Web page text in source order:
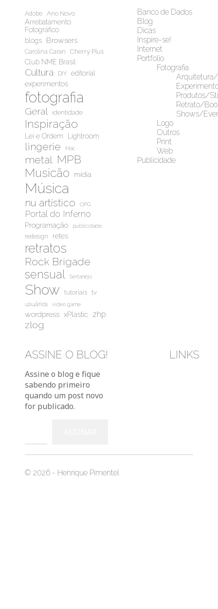
Adobe Ano Novo
Arrebatamento
Fotográfico
blogs
Browsers
Carolina Caran Cherry Plus
Club NME Brasil
Cultura DIY editorial
experimentos
fotografia
Geral identidade
Inspiração
Lei e Ordem Lightroom
lingerie Mac
metal MPB
Musicão mídia
Música
nu artístico OPG
Portal do Inferno
Programação publicidade
redesign retes
retratos
Rock Brigade
sensual Sertanejo
Show tutoriais tv
usuários video game
wordpress xPlastic zhp
zlog
Banco de Dados
Blog
Dicas
Inspire-se!
Internet
Portfolio
Fotografia
Produtos/
Retrato/
Shows/
Logo
Outros
Print
Web
Publicidade
ASSINE O BLOG!
Assine o blog e fique
sabendo primeiro
quando um post novo
for publicado.
LINKS
© 2026 - Henrique Pimentel